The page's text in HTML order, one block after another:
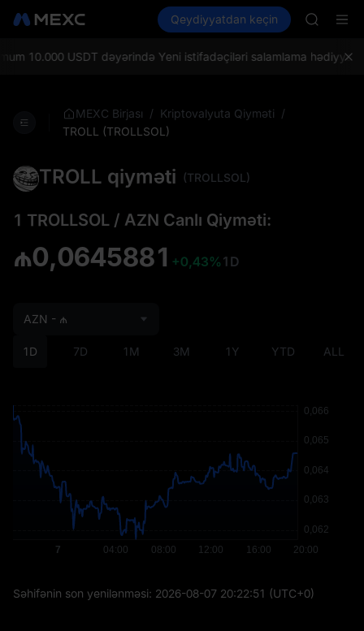
Bazarlar Spot Futures SPCX
Qeydiyyatdan keçin
SPCX
AAOI
10.000 USDT dəyərində Yeni istifadəçiləri salamlama
MEXC Birjası / Kriptovalyuta Qiyməti /
TROLL (TROLLSOL)
TROLL qiyməti (TROLLSOL)
1 TROLLSOL / AZN Canlı Qiyməti:
₼0,0645881 +0,43% 1D
1D 7D 1M 3M 1Y YTD ALL
AZN - ₼
Səhifənin son yenilənməsi: 2026-08-07 20:22:51 (UTC+0)